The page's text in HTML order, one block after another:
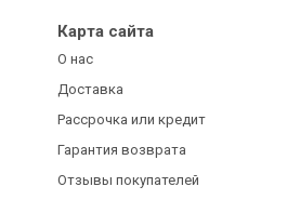
Карта сайта
О нас
Доставка
Рассрочка или кредит
Гарантия возврата
Отзывы покупателей